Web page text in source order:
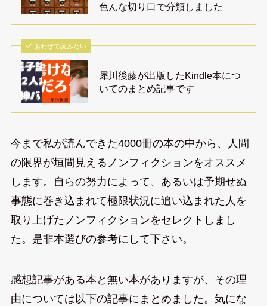
色んな切り口で分類しました
あわせて読みたい
犀川後藤が出版したKindle本につ
いてのまとめ記事です
今まで私が読んできた4000冊の本の中から、人間
の限界が垣間見えるノンフィクションをオススメ
します。自らの努力によって、あるいは予期せぬ
事態に巻き込まれて極限状況に追い込まれた人を
取り上げたノンフィクションをセレクトしまし
た。是非本選びの参考にして下さい。
感想記事がある本と無い本がありますが、その理
由については以下の記事にまとめました。気にな